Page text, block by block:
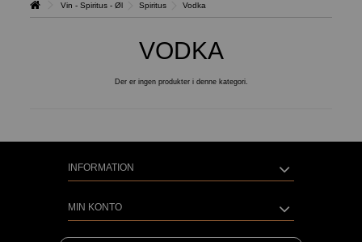
Vin - Spiritus - Øl Spiritus Vodka
VODKA
Der er ingen produkter i denne kategori.
INFORMATION
MIN KONTO